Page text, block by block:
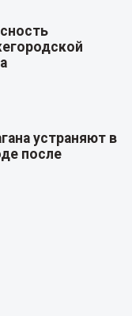
устраняют в
после